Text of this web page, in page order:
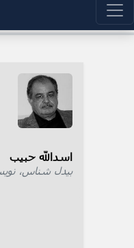
اسدالله حبیب
بیدل شناس،